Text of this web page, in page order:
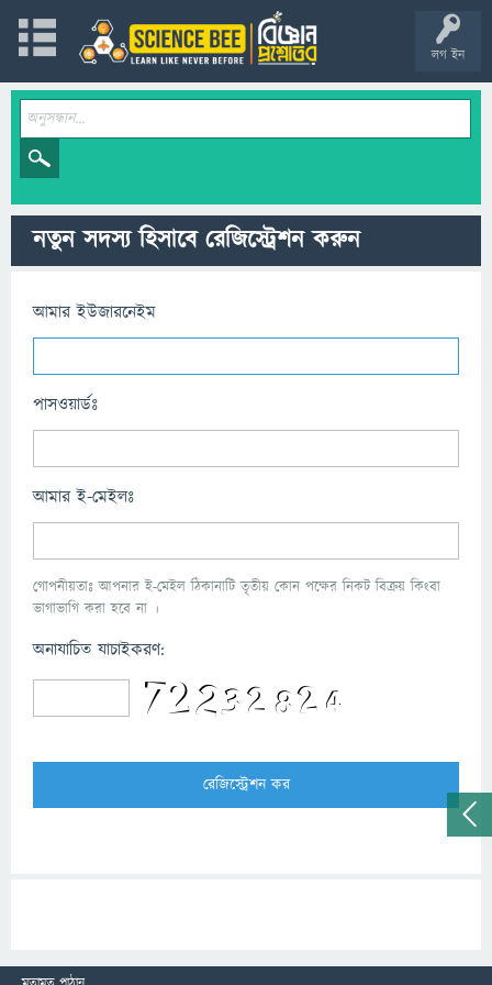
লগ ইন
নতুন সদস্য হিসাবে রেজিস্ট্রেশন করুন
আমার ইউজারনেইম
পাসওয়ার্ডঃ
আমার ই-মেইলঃ
গোপনীয়তাঃ আপনার ই-মেইল ঠিকানাটি তৃতীয় কোন পক্ষের নিকট বিক্রয় কিংবা
ভাগাভাগি করা হবে না ।
অনাযাচিত যাচাইকরণ: